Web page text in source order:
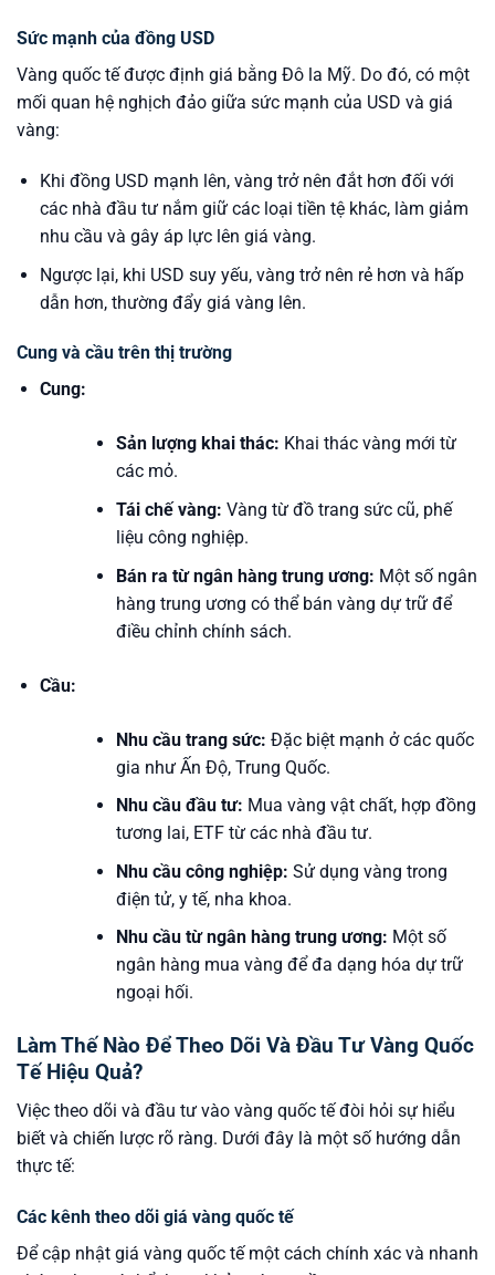
Sức mạnh của đồng USD
Vàng quốc tế được định giá bằng Đô la Mỹ. Do đó, có một
mối quan hệ nghịch đảo giữa sức mạnh của USD và giá
vàng:
Khi đồng USD mạnh lên, vàng trở nên đắt hơn đối với
các nhà đầu tư nắm giữ các loại tiền tệ khác, làm giảm
nhu cầu và gây áp lực lên giá vàng.
Ngược lại, khi USD suy yếu, vàng trở nên rẻ hơn và hấp
dẫn hơn, thường đẩy giá vàng lên.
Cung và cầu trên thị trường
Cung:
Sản lượng khai thác: Khai thác vàng mới từ
các mỏ.
Tái chế vàng: Vàng từ đồ trang sức cũ, phế
liệu công nghiệp.
Bán ra từ ngân hàng trung ương: Một số ngân
hàng trung ương có thể bán vàng dự trữ để
điều chỉnh chính sách.
Cầu:
Nhu cầu trang sức: Đặc biệt mạnh ở các quốc
gia như Ấn Độ, Trung Quốc.
Nhu cầu đầu tư: Mua vàng vật chất, hợp đồng
tương lai, ETF từ các nhà đầu tư.
Nhu cầu công nghiệp: Sử dụng vàng trong
điện tử, y tế, nha khoa.
Nhu cầu từ ngân hàng trung ương: Một số
ngân hàng mua vàng để đa dạng hóa dự trữ
ngoại hối.
Làm Thế Nào Để Theo Dõi Và Đầu Tư Vàng Quốc
Tế Hiệu Quả?
Việc theo dõi và đầu tư vào vàng quốc tế đòi hỏi sự hiểu
biết và chiến lược rõ ràng. Dưới đây là một số hướng dẫn
thực tế:
Các kênh theo dõi giá vàng quốc tế
Để cập nhật giá vàng quốc tế một cách chính xác và nhanh